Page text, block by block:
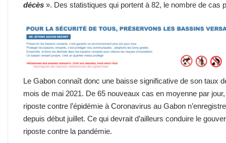
décès ». Des statistiques qui portent à 82, le nombre de cas
Le Gabon connaît donc une baisse significative de son taux
mois de mai 2021. De 65 nouveaux cas en moyenne par
riposte contre l’épidémie à Coronavirus au Gabon
depuis début juillet. Ce qui devrait d’ailleurs conduire le
riposte contre la pandémie.